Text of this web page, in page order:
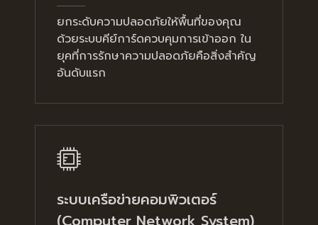
ยกระดับความปลอดภัยให้พื้นที่ของคุณ
ด้วยระบบคีย์การ์ดควบคุมการเข้าออก ใน
ยุคที่การรักษาความปลอดภัยคือสิ่งสำคัญ
อันดับแรก
ระบบเครือข่ายคอมพิวเตอร์
(Computer Network System)